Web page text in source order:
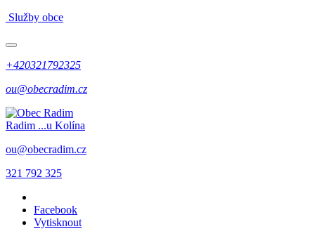
Služby obce
+420321792325
ou@obecradim.cz
Radim ...u Kolína
ou@obecradim.cz
321 792 325
Facebook
Vytisknout